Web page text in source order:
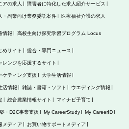
アの求人 障害者に特化した求人紹介サービス
・副業向け業務委託案件 医療福祉介護の求人
情報 高校生向け探究学習プログラム Locus
めサイト 総合・専門ニュース
レンジを応援するサイト
ケティング支援 大学生活情報
活情報 雑誌・書籍・ソフト ウエディング情報
総合農業情報サイト マイナビ子育て
・D2C事業支援 My CareerStudy My CareerID
メディア お買い物サポートメディア